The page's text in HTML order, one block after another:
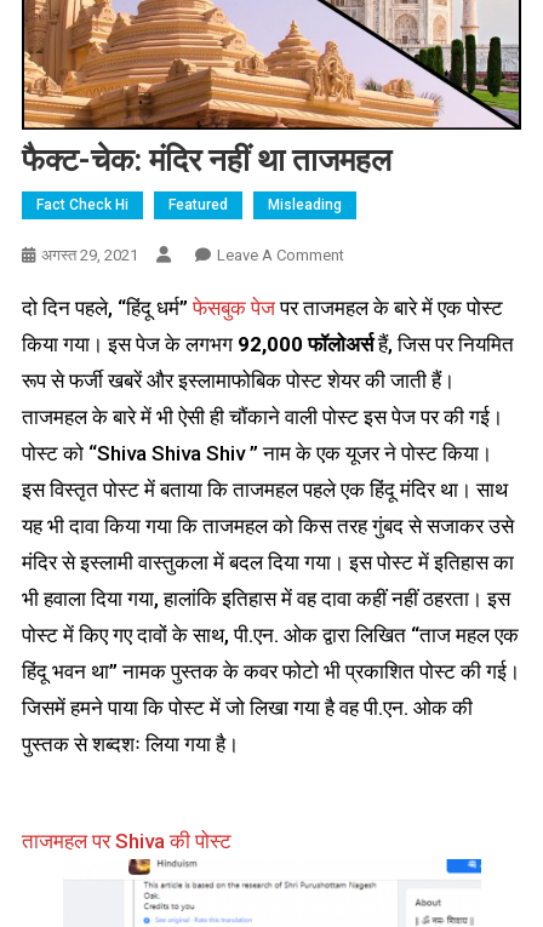
फैक्ट-चेक: मंदिर नहीं था ताजमहल
Fact Check Hi Featured Misleading
अगस्त 29, 2021 Leave A CommentOn
चेक:
मंदिर
था
ताजमहल
दो दिन पहले, “हिंदू धर्म”फेसबुक पेज पर ताजमहल के बारे में एक पोस्ट
किया गया। इस पेज के लगभग 92,000 फॉलोअर्सहैं, जिस पर नियमित
रूप से फर्जी खबरें और इस्लामाफोबिक पोस्ट शेयर की जाती हैं।
ताजमहल के बारे में भी ऐसी ही चौंकाने वाली पोस्ट इस पेज पर की गई।
पोस्ट को “Shiva Shiva Shiv ” नाम के एक यूजर ने पोस्ट किया।
इस विस्तृत पोस्ट में बताया कि ताजमहल पहले एक हिंदू मंदिर था। साथ
यह भी दावा किया गया कि ताजमहल को किस तरह गुंबद से सजाकर उसे
मंदिर से इस्लामी वास्तुकला में बदल दिया गया। इस पोस्ट में इतिहास का
भी हवाला दिया गया, हालांकि इतिहास में वह दावा कहीं नहीं ठहरता। इस
पोस्ट में किए गए दावों के साथ, पी.एन. ओक द्वारा लिखित “ताज महल एक
हिंदू भवन था” नामक पुस्तक के कवर फोटो भी प्रकाशित पोस्ट की गई।
जिसमें हमने पाया कि पोस्ट में जो लिखा गया है वह पी.एन. ओक की
पुस्तक से शब्दशः लिया गया है।
ताजमहल पर Shiva की पोस्ट